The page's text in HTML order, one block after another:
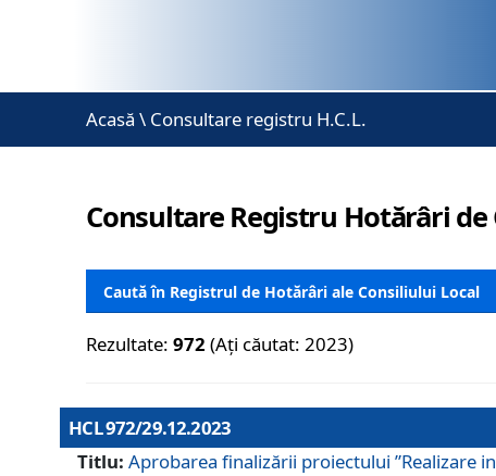
Acasă \ Consultare registru H.C.L.
Consultare Registru Hotărâri
Caută în Registrul de Hotărâri ale Consiliului Local
Rezultate:972 (Ați căutat: 2023)
HCL 972/29.12.2023
Titlu: Aprobarea finalizării proiectului ”Realizare